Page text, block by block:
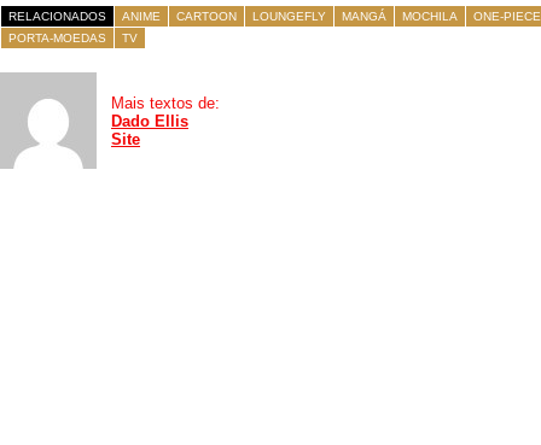
RELACIONADOS ANIME CARTOON LOUNGEFLY MANGÁ MOCHILA
ONE-PIECE
PORTA-MOEDAS
TV
Mais textos de:
Dado Ellis
Site